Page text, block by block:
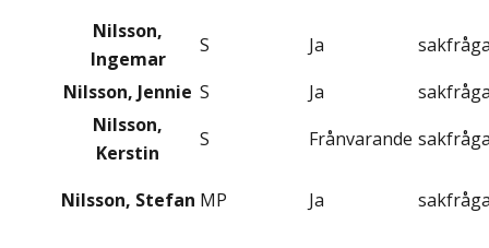
Nilsson,
Ingemar
S Ja
Nilsson, Jennie S Ja
Nilsson,
Kerstin
S Frånvarande
Nilsson, Stefan MP Ja